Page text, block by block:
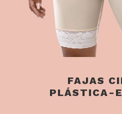
FAJAS
PLÁSTICA-